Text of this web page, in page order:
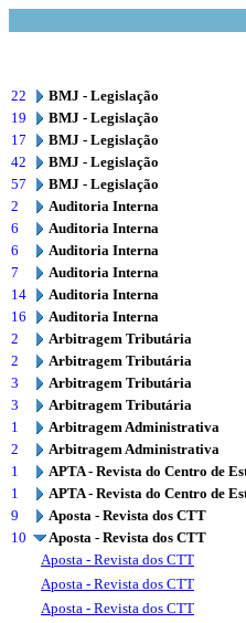
22
BMJ - Legislação
19
BMJ - Legislação
17
BMJ - Legislação
42
BMJ - Legislação
57
BMJ - Legislação
2
Auditoria Interna
6
Auditoria Interna
6
Auditoria Interna
7
Auditoria Interna
14
Auditoria Interna
16
Auditoria Interna
2
Arbitragem Tributária
2
Arbitragem Tributária
3
Arbitragem Tributária
3
Arbitragem Tributária
1
Arbitragem Administrativa
2
Arbitragem Administrativa
1
APTA - Revista do Centro de
1
APTA - Revista do Centro de
9
Aposta - Revista dos CTT
10
Aposta - Revista dos CTT
Aposta - Revista dos CTT
Aposta - Revista dos CTT
Aposta - Revista dos CTT